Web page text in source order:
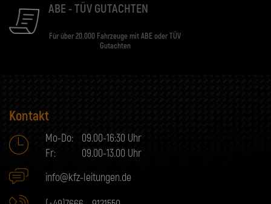
ABE - TÜV GUTACHTEN
Für über 20.000 Fahrzeuge mit ABE oder TÜV
Gutachten
Kontakt
Mo-Do:
09.00-16:30 Uhr
Fr:
09.00-13.00 Uhr
info@kfz-leitungen.de